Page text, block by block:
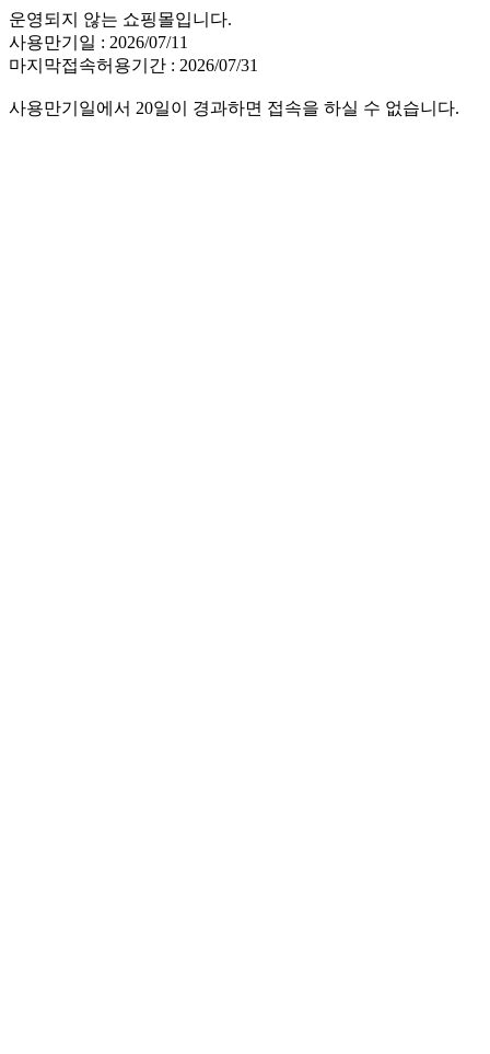
운영되지 않는 쇼핑몰입니다.
사용만기일 : 2026/07/11
마지막접속허용기간 : 2026/07/31
사용만기일에서 20일이 경과하면 접속을 하실 수 없습니다.